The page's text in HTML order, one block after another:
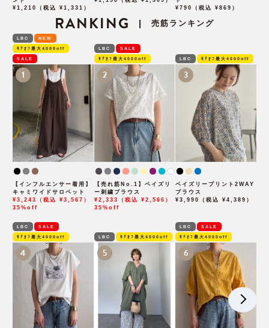
¥1,210（税込 ¥1,331）
¥790（税込 ¥869）
RANKING | 売筋ランキング
LBC NEW
ﾓｱｵﾌ最大4000off
SALE
1
【インフルエンサー着用】
キャミワイドサロペット
¥3,243（税込 ¥3,567）
35%off
LBC SALE
ﾓｱｵﾌ最大4000off
2
【売れ筋No.1】ペイズリ
ー刺繍ブラウス
¥2,333（税込 ¥2,566）
35%off
LBC ﾓｱｵﾌ最大4000off
3
ペイズリープリント2WAY
ブラウス
¥3,990（税込 ¥4,389）
LBC SALE
ﾓｱｵﾌ最大4000off
4
LBC ﾓｱｵﾌ最大4000off
5
LBC SALE
ﾓｱｵﾌ最大4000off
6